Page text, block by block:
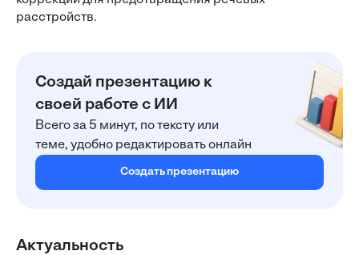
расстройств.
Создай презентацию к
своей работе с ИИ
Всего за 5 минут, по тексту или
теме, удобно редактировать онлайн
Создать презентацию
Актуальность